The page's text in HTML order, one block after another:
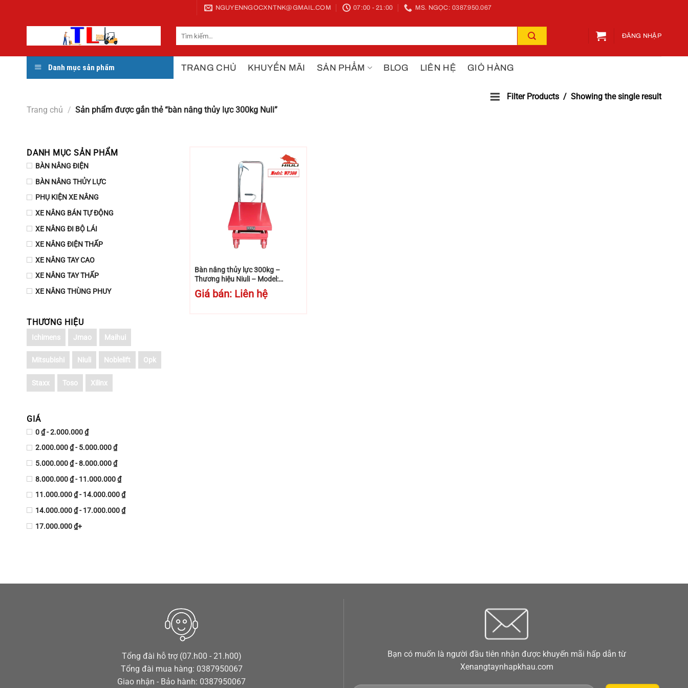
NGUYENNGOCXNTNK@GMAIL.COM 07:00 - 21:00 MS. NGỌC: 0387.950.067
kiếm:
ĐĂNG NHẬP
Danh mục sản phẩm TRANG CHỦ KHUYẾN MÃI SẢN PHẨM BLOG LIÊN HỆ GIỎ HÀNG
Trang chủ / Sản phẩm được gắn thẻ “bàn nâng thủy lực 300kg Nuli”
Filter Products Showing the single result
DANH MỤC SẢN PHẨM
BÀN NÂNG ĐIỆN
BÀN NÂNG THỦY LỰC
PHỤ KIỆN XE NÂNG
XE NÂNG BÁN TỰ ĐỘNG
XE NÂNG ĐI BỘ LÁI
XE NÂNG ĐIỆN THẤP
XE NÂNG TAY CAO
XE NÂNG TAY THẤP
XE NÂNG THÙNG PHUY
THƯƠNG HIỆU
Ichimens Jmao Maihui
Mitsubishi Niuli Noblelift Opk
Staxx Toso Xilinx
GIÁ
0 ₫ - 2.000.000 ₫
2.000.000 ₫ - 5.000.000 ₫
5.000.000 ₫ - 8.000.000 ₫
8.000.000 ₫ - 11.000.000 ₫
11.000.000 ₫ - 14.000.000 ₫
14.000.000 ₫ - 17.000.000 ₫
17.000.000 ₫+
Bàn nâng thủy lực 300kg –
Thương hiệu Niuli – Model:
WP300
Giá bán: Liên hệ
Tổng đài hỗ trợ (07.h00 - 21.h00)
Tổng đài mua hàng: 0387950067
Giao nhận - Bảo hành: 0387950067
Bạn có muốn là người đầu tiên nhận được khuyến mãi hấp dẫn từ
Xenangtaynhapkhau.com